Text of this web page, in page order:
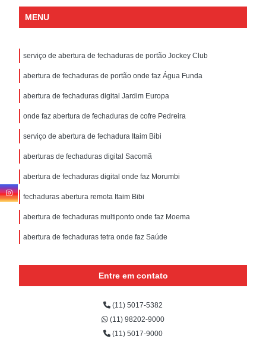
MENU
serviço de abertura de fechaduras de portão Jockey Club
abertura de fechaduras de portão onde faz Água Funda
abertura de fechaduras digital Jardim Europa
onde faz abertura de fechaduras de cofre Pedreira
serviço de abertura de fechadura Itaim Bibi
aberturas de fechaduras digital Sacomã
abertura de fechaduras digital onde faz Morumbi
fechaduras abertura remota Itaim Bibi
abertura de fechaduras multiponto onde faz Moema
abertura de fechaduras tetra onde faz Saúde
Entre em contato
(11) 5017-5382
(11) 98202-9000
(11) 5017-9000